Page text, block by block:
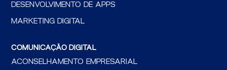
DESENVOLVIMENTO DE APPS
MARKETING DIGITAL
COMUNICAÇÃO DIGITAL
ACONSELHAMENTO EMPRESARIAL